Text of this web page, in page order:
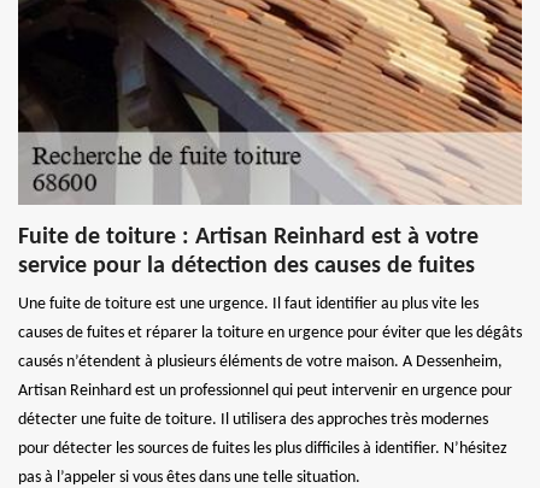
Fuite de toiture : Artisan Reinhard est à votre
service pour la détection des causes de fuites
Une fuite de toiture est une urgence. Il faut identifier au plus vite les
causes de fuites et réparer la toiture en urgence pour éviter que les dégâts
causés n’étendent à plusieurs éléments de votre maison. A Dessenheim,
Artisan Reinhard est un professionnel qui peut intervenir en urgence pour
détecter une fuite de toiture. Il utilisera des approches très modernes
pour détecter les sources de fuites les plus difficiles à identifier. N’hésitez
pas à l’appeler si vous êtes dans une telle situation.